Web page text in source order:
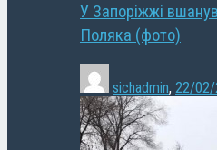
У Запоріжжі
Поляка (фото)
sichadmin, 22/02/